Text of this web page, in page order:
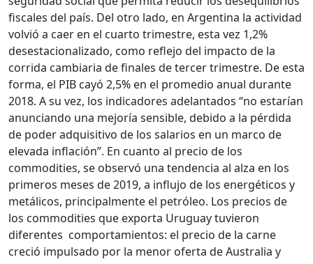
fiscales del país. Del otro lado, en Argentina la actividad
volvió a caer en el cuarto trimestre, esta vez 1,2%
desestacionalizado, como reflejo del impacto de la
corrida cambiaria de finales de tercer trimestre. De esta
forma, el PIB cayó 2,5% en el promedio anual durante
2018. A su vez, los indicadores adelantados “no estarían
anunciando una mejoría sensible, debido a la pérdida
de poder adquisitivo de los salarios en un marco de
elevada inflación”. En cuanto al precio de los
commodities, se observó una tendencia al alza en los
primeros meses de 2019, a influjo de los energéticos y
metálicos, principalmente el petróleo. Los precios de
los commodities que exporta Uruguay tuvieron
diferentes comportamientos: el precio de la carne
creció impulsado por la menor oferta de Australia y